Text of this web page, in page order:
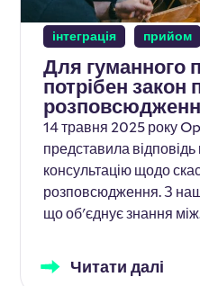
інтеграція прийом
Для гуманного
потрібен закон
14 травня 2025 року
представила відповідь
консультацію щодо
розповсюдження. З
що об'єднує знання
Читати далі